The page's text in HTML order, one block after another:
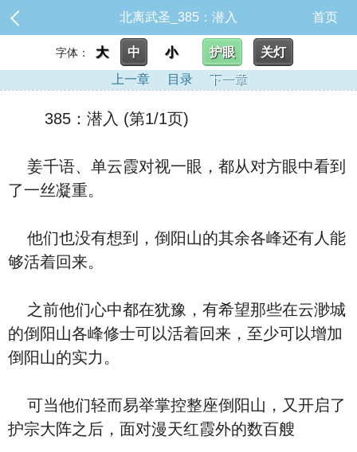
北离武圣_385：潜入 首页
字体： 大 中 小 护眼
关灯
上一章
目录 下一章
385：潜入 (第1/1页)
姜千语、单云霞对视一眼，都从对方眼中看到
了一丝凝重。
他们也没有想到，倒阳山的其余各峰还有人能
够活着回来。
之前他们心中都在犹豫，有希望那些在云渺城
的倒阳山各峰修士可以活着回来，至少可以增加
倒阳山的实力。
可当他们轻而易举掌控整座倒阳山，又开启了
护宗大阵之后，面对漫天红霞外的数百艘